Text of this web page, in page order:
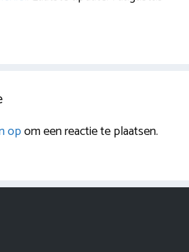
opom een reactie te plaatsen.